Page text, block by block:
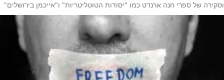
וסקירה של ספרי חנה ארנדט כמו "יסודות הטוטליטריות" ו"אייכמן בירושלים"